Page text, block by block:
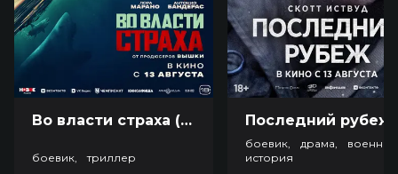
Во власти страха (18+)
боевик, триллер
боевик, драма,
история